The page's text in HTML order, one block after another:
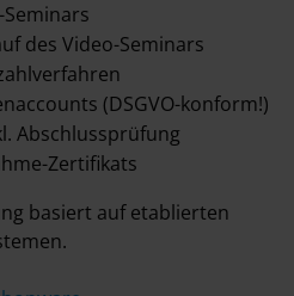
des Video-Seminars
(DSGVO-konform!)
Abschlussprüfung
Zertifikats
basiert auf etablierten